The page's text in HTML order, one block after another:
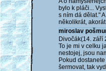
bylo k pláči...
s ním dá dělat."
několikrát,
miroslav
Divočák(14. září
To je mi v celku
nestojej, jsou
Pokud
šermovat, tak